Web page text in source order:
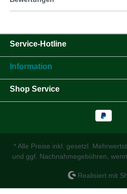
Service-Hotline
Information
Shop Service
* Alle Preise inkl. gesetzl.
und ggf. Nachnahmegebühren,
Realisiert mit